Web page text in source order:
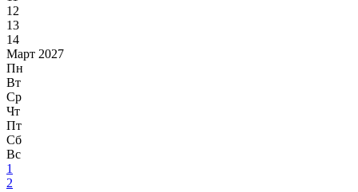
12
13
14
Март 2027
Пн
Вт
Ср
Чт
Пт
Сб
Вс
1
2